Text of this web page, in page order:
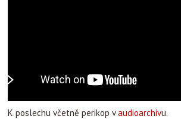
K poslechu včetně perikop vaudioarchivu.